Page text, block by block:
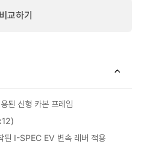
비교하기
된 신형 카본 프레임
된 I-SPEC EV 변속 레버 적용